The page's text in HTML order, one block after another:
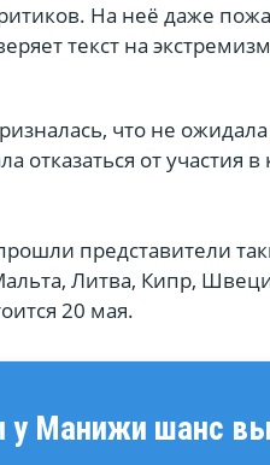
На неё даже
текст на
что не
отказаться от участия
представители
Литва, Кипр,
20 мая.
у Манижи шанс